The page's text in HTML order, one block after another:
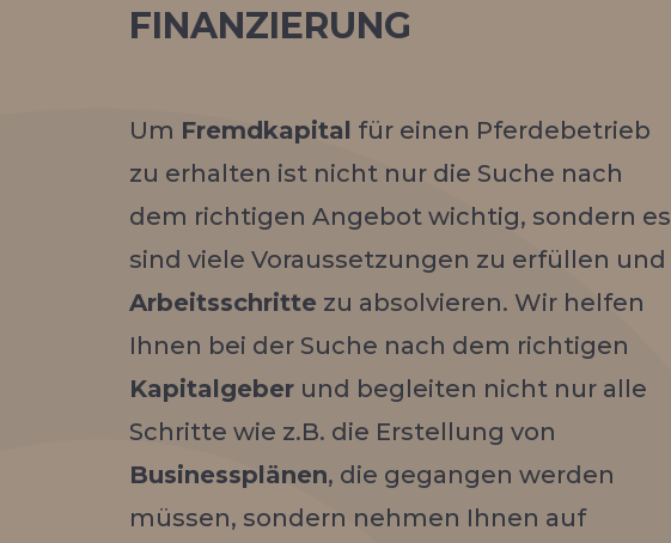
FINANZIERUNG
Um Fremdkapital für einen Pferdebetrieb
zu erhalten ist nicht nur die Suche nach
dem richtigen Angebot wichtig, sondern es
sind viele Voraussetzungen zu erfüllen und
Arbeitsschritte zu absolvieren. Wir helfen
Ihnen bei der Suche nach dem richtigen
Kapitalgeberund begleiten nicht nur alle
Schritte wie z.B. die Erstellung von
Businessplänen, die gegangen werden
müssen, sondern nehmen Ihnen auf